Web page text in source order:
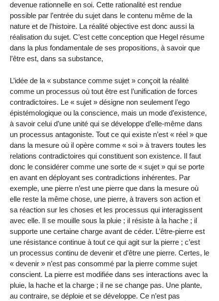
devenue rationnelle en soi. Cette rationalité est rendue
possible par l’entrée du sujet dans le contenu même de la
nature et de l’histoire. La réalité objective est donc aussi la
réalisation du sujet. C’est cette conception que Hegel résume
dans la plus fondamentale de ses propositions, à savoir que
l’être est, dans sa substance,
L’idée de la « substance comme sujet » conçoit la réalité
comme un processus où tout être est l’unification de forces
contradictoires. Le « sujet » désigne non seulement l’ego
épistémologique ou la conscience, mais un mode d’existence,
à savoir celui d’une unité qui se développe d’elle-même dans
un processus antagoniste. Tout ce qui existe n’est « réel » que
dans la mesure où il opère comme « soi » à travers toutes les
relations contradictoires qui constituent son existence. Il faut
donc le considérer comme une sorte de « sujet » qui se porte
en avant en déployant ses contradictions inhérentes. Par
exemple, une pierre n’est une pierre que dans la mesure où
elle reste la même chose, une pierre, à travers son action et
sa réaction sur les choses et les processus qui interagissent
avec elle. Il se mouille sous la pluie ; il résiste à la hache ; il
supporte une certaine charge avant de céder. L’être-pierre est
une résistance continue à tout ce qui agit sur la pierre ; c’est
un processus continu de devenir et d’être une pierre. Certes, le
« devenir » n’est pas consommé par la pierre comme sujet
conscient. La pierre est modifiée dans ses interactions avec la
pluie, la hache et la charge ; il ne se change pas. Une plante,
au contraire, se déploie et se développe. Ce n’est pas